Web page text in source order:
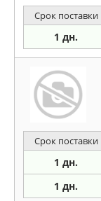
Срок поставки
1 дн.
Срок поставки
1 дн.
1 дн.